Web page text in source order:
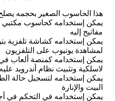
هذا الحاسوب الصغير بحجمه
يمكن إستخدامه كحاسوب مكتبي
مفاتيح إليه
يمكن إستخدامه كشاشة تلفزية
لمشاهدة يوتيوب على التلفزيون
يمكن إستخدامه كمنصة ألعاب
لاسلكية وتثبيث نظام أندرويد عليه
يمكن إستخدامه لتسجيل حالة
البيت والإنارة
يمكن إستخدامه في التحكم في